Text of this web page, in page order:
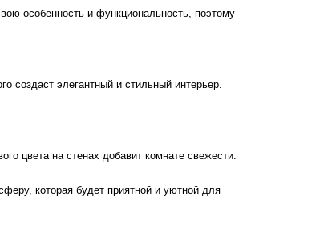
особенность и функциональность, поэтому
создаст элегантный и стильный интерьер.
цвета на стенах добавит комнате свежести.
которая будет приятной и уютной для